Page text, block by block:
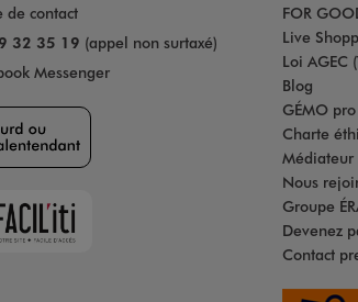
de contact
32 35 19 (appel non surtaxé)
Messenger
FOR
Live
Loi AGEC
Blog
GÉMO pro
Charte
Médiateur
Nous
Groupe
Devenez
Contact